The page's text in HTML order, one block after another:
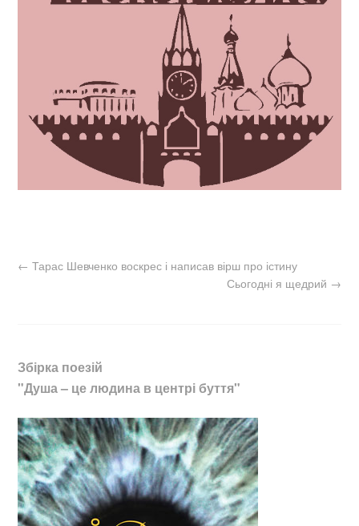
← Тарас Шевченко воскрес і написав вірш про істину
Сьогодні я щедрий →
Збірка поезій
"Душа – це людина в центрі буття"